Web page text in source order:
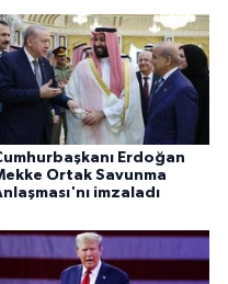
Erdoğan
Ortak Savunma
imzaladı